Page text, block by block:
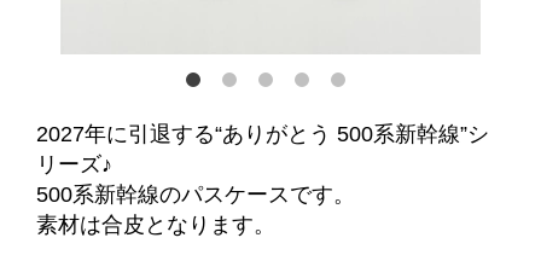
2027年に引退する“ありがとう 500系新幹線”シ
リーズ♪
500系新幹線のパスケースです。
素材は合皮となります。